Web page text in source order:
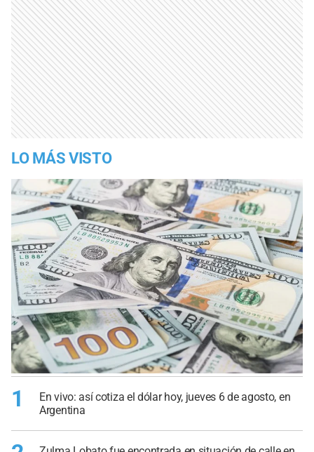
LO MÁS VISTO
1
En vivo: así cotiza el dólar hoy, jueves 6 de agosto, en
Argentina